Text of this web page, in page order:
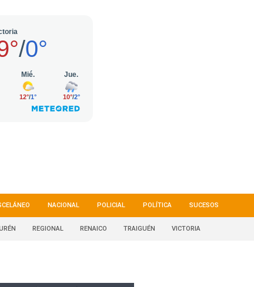
NACIONAL POLICIAL POLÍTICA SUCESOS
REGIONAL RENAICO TRAIGUÉN VICTORIA